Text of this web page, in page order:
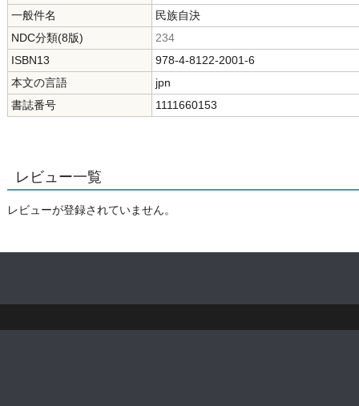
一般件名
民族自決
NDC分類(8版)
234
ISBN13
978-4-8122-2001-6
本文の言語
jpn
書誌番号
1111660153
レビュー一覧
レビューが登録されていません。